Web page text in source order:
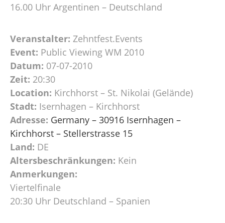
16.00 Uhr Argentinen – Deutschland
Veranstalter: Zehntfest.Events
Event: Public Viewing WM 2010
Datum: 07-07-2010
Zeit: 20:30
Location: Kirchhorst – St. Nikolai (Gelände)
Stadt: Isernhagen – Kirchhorst
Adresse: Germany – 30916 Isernhagen –
Kirchhorst – Stellerstrasse 15
Land: DE
Altersbeschränkungen: Kein
Anmerkungen:
Viertelfinale
20:30 Uhr Deutschland – Spanien